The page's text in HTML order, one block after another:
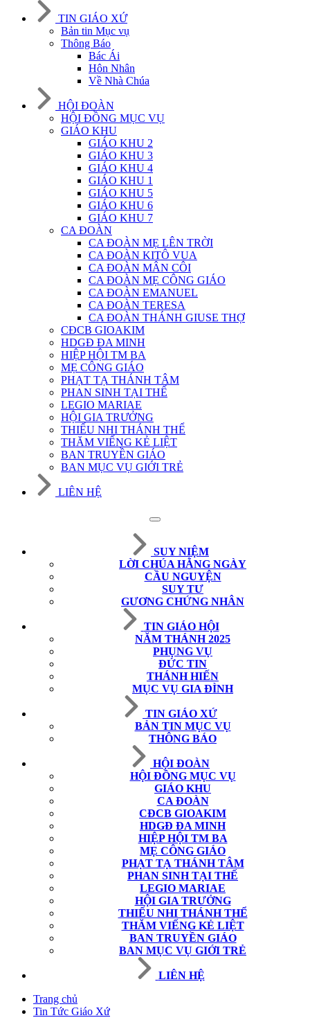
TIN GIÁO XỨ
Bản tin Mục vụ
Thông Báo
Bác Ái
Hôn Nhân
Về Nhà Chúa
HỘI ĐOÀN
HỘI ĐỒNG MỤC VỤ
GIÁO KHU
GIÁO KHU 2
GIÁO KHU 3
GIÁO KHU 4
GIÁO KHU 1
GIÁO KHU 5
GIÁO KHU 6
GIÁO KHU 7
CA ĐOÀN
CA ĐOÀN MẸ LÊN TRỜI
CA ĐOÀN KITÔ VUA
CA ĐOÀN MÂN CÔI
CA ĐOÀN MẸ CÔNG GIÁO
CA ĐOÀN EMANUEL
CA ĐOÀN TERESA
CA ĐOÀN THÁNH GIUSE THỢ
CĐCB GIOAKIM
HDGĐ ĐA MINH
HIỆP HỘI TM BA
MẸ CÔNG GIÁO
PHẠT TẠ THÁNH TÂM
PHAN SINH TẠI THẾ
LEGIO MARIAE
HỘI GIA TRƯỞNG
THIẾU NHI THÁNH THỂ
THĂM VIẾNG KẺ LIỆT
BAN TRUYỀN GIÁO
BAN MỤC VỤ GIỚI TRẺ
LIÊN HỆ
SUY NIỆM
LỜI CHÚA HẰNG NGÀY
CẦU NGUYỆN
SUY TƯ
GƯƠNG CHỨNG NHÂN
TIN GIÁO HỘI
NĂM THÁNH 2025
PHỤNG VỤ
ĐỨC TIN
THÁNH HIẾN
MỤC VỤ GIA ĐÌNH
TIN GIÁO XỨ
BẢN TIN MỤC VỤ
THÔNG BÁO
HỘI ĐOÀN
HỘI ĐỒNG MỤC VỤ
GIÁO KHU
CA ĐOÀN
CĐCB GIOAKIM
HDGĐ ĐA MINH
HIỆP HỘI TM BA
MẸ CÔNG GIÁO
PHẠT TẠ THÁNH TÂM
PHAN SINH TẠI THẾ
LEGIO MARIAE
HỘI GIA TRƯỞNG
THIẾU NHI THÁNH THỂ
THĂM VIẾNG KẺ LIỆT
BAN TRUYỀN GIÁO
BAN MỤC VỤ GIỚI TRẺ
LIÊN HỆ
Trang chủ
Tin Tức Giáo Xứ